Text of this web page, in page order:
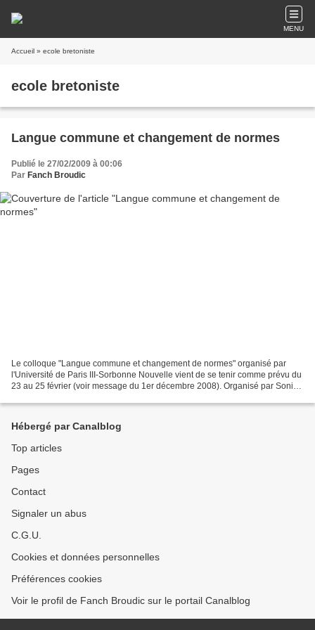
MENU
Accueil » ecole bretoniste
ecole bretoniste
Langue commune et changement de normes
Publié le 27/02/2009 à 00:06
Par Fanch Broudic
Le colloque "Langue commune et changement de normes" organisé par
l'Université de Paris III-Sorbonne Nouvelle vient de se tenir comme prévu du
23 au 25 février (voir message du 1er décembre 2008). Organisé par Sonia
Hébergé par Canalblog
Top articles
Pages
Contact
Signaler un abus
C.G.U.
Cookies et données personnelles
Préférences cookies
Voir le profil de Fanch Broudic sur le portail Canalblog